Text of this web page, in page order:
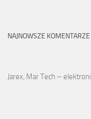
NAJNOWSZE KOMENTARZE
Jarex, Mar Tech –